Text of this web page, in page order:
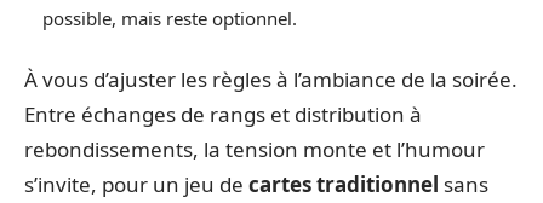
possible, mais reste optionnel.
À vous d’ajuster les règles à l’ambiance de la soirée.
Entre échanges de rangs et distribution à
rebondissements, la tension monte et l’humour
s’invite, pour un jeu de cartes traditionnel sans